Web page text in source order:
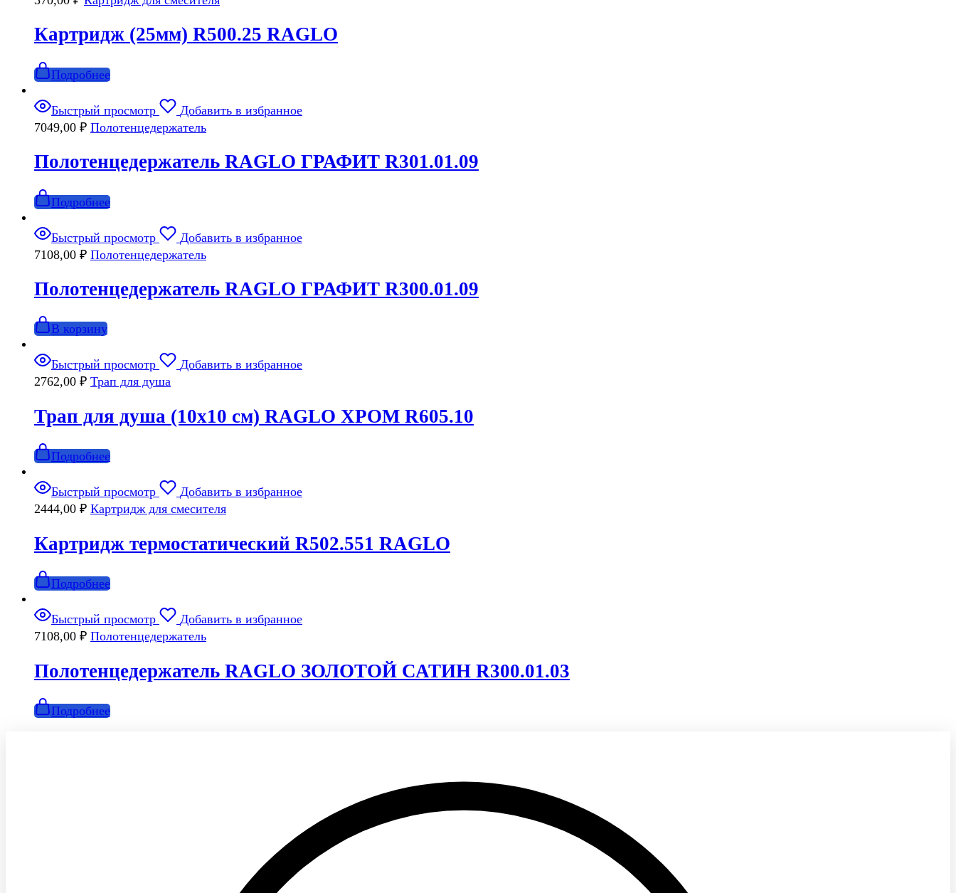
Картридж (25мм) R500.25 RAGLO
Подробнее
Быстрый просмотр
Добавить в избранное
7049,00 ₽ Полотенцедержатель
Полотенцедержатель RAGLO ГРАФИТ R301.01.09
Подробнее
Быстрый просмотр
Добавить в избранное
7108,00 ₽ Полотенцедержатель
Полотенцедержатель RAGLO ГРАФИТ R300.01.09
В корзину
Быстрый просмотр
Добавить в избранное
2762,00 ₽ Трап для душа
Трап для душа (10х10 см) RAGLO ХРОМ R605.10
Подробнее
Быстрый просмотр
Добавить в избранное
2444,00 ₽ Картридж для смесителя
Картридж термостатический R502.551 RAGLO
Подробнее
Быстрый просмотр
Добавить в избранное
7108,00 ₽ Полотенцедержатель
Полотенцедержатель RAGLO ЗОЛОТОЙ САТИН R300.01.03
Подробнее